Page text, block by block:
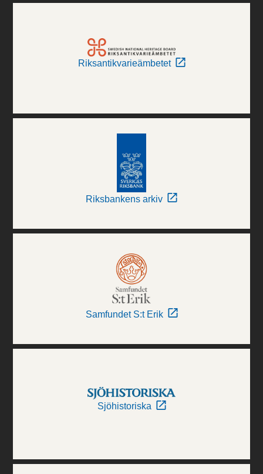
Riksantikvarieämbetet
Riksbankens arkiv
Samfundet S:t Erik
Sjöhistoriska